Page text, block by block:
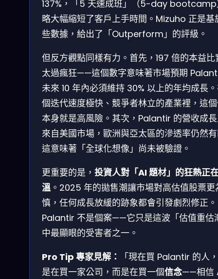
137%，「5 天速成班」（5-day bootcamp
略大幅縮短了客戶上手時間。Mizuho 正是基
些數據，給出了「Outperform」的評級。
但反方觀點同樣有力。首先，197 倍的本益比
太過瘋狂——這個數字意味著市場預期
未來 10 年內必須維持 30% 以上的年均成長
個迭代速度極快、競爭者林立的產業裡，這
本身就是高風險。其次，Palantir 的營收成
來自美國市場，歐洲與亞太區的滲透率仍然
這意味著「全球化想像」尚未被驗證。
更重要的是， 投資人對「AI 題材」的狂熱正
溫 。2025 年的拋售潮讓市場對高估值股票更
慎，任何成長放緩的跡象都會引發劇烈修正。
Palantir 不是個案——它只是這波「估值重估
中最顯眼的受害者之一。
Pro Tip 專家見解：
「現在買 Palantir 的人
是在買一家公司，而是在買一個信念——相信